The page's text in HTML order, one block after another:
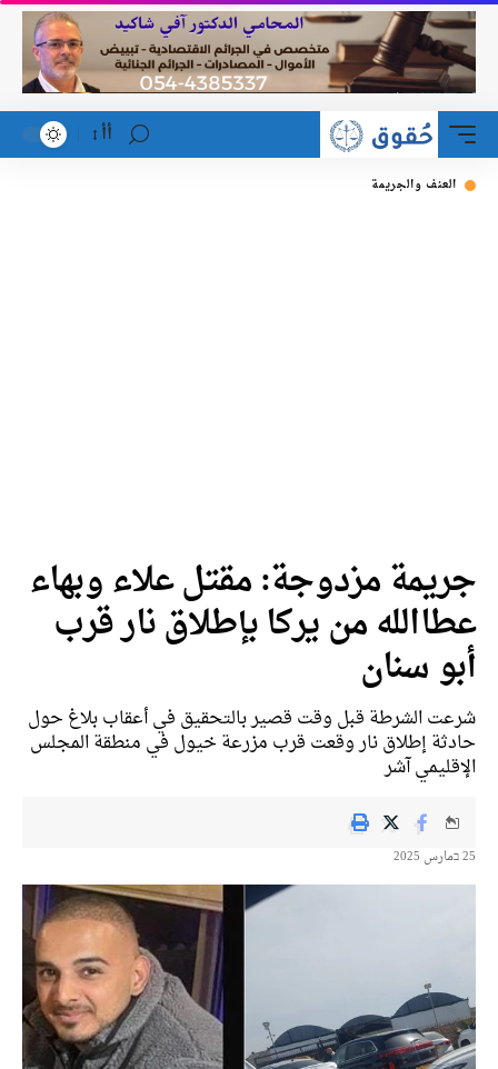
أأ
العنف والجريمة
جريمة مزدوجة: مقتل علاء وبهاء
عطاالله من يركا بإطلاق نار قرب
أبو سنان
شرعت الشرطة قبل وقت قصير بالتحقيق في أعقاب بلاغ حول
حادثة إطلاق نار وقعت قرب مزرعة خيول في منطقة المجلس
الإقليمي آشر
25 בمارس 2025